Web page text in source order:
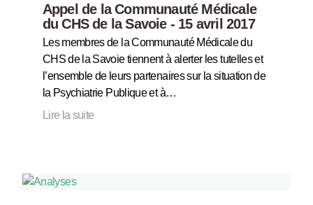
Appel de la Communauté Médicale
du CHS de la Savoie - 15 avril 2017
Les membres de la Communauté Médicale du
CHS de la Savoie tiennent à alerter les tutelles et
l’ensemble de leurs partenaires sur la situation de
la Psychiatrie Publique et à…
Lire la suite